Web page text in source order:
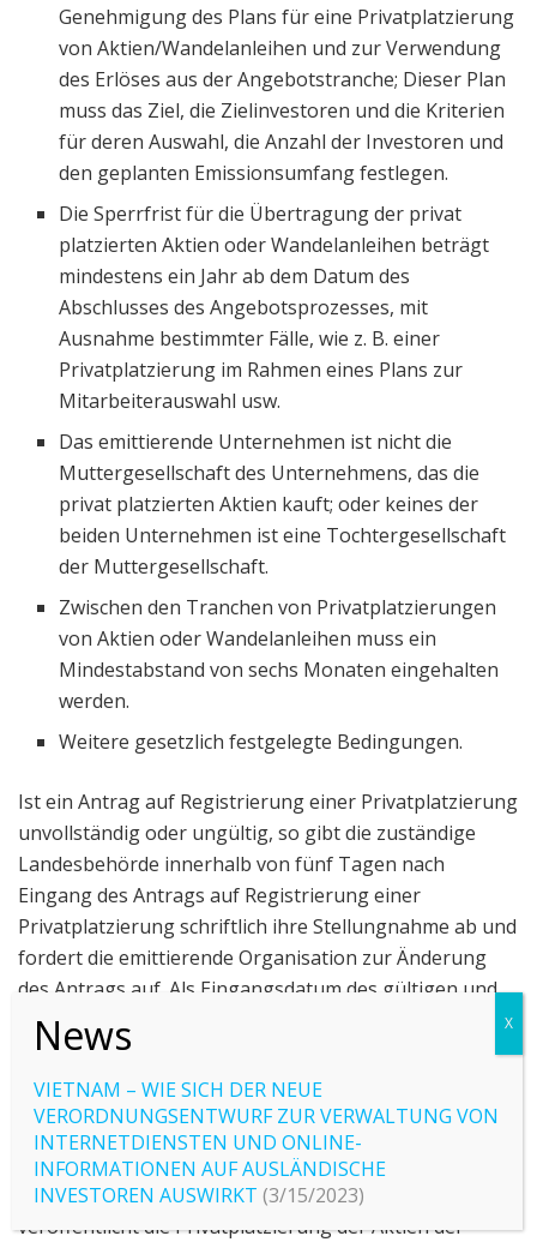
Genehmigung des Plans für eine Privatplatzierung
von Aktien/Wandelanleihen und zur Verwendung
des Erlöses aus der Angebotstranche; Dieser Plan
muss das Ziel, die Zielinvestoren und die Kriterien
für deren Auswahl, die Anzahl der Investoren und
den geplanten Emissionsumfang festlegen.
Die Sperrfrist für die Übertragung der privat
platzierten Aktien oder Wandelanleihen beträgt
mindestens ein Jahr ab dem Datum des
Abschlusses des Angebotsprozesses, mit
Ausnahme bestimmter Fälle, wie z. B. einer
Privatplatzierung im Rahmen eines Plans zur
Mitarbeiterauswahl usw.
Das emittierende Unternehmen ist nicht die
Muttergesellschaft des Unternehmens, das die
privat platzierten Aktien kauft; oder keines der
beiden Unternehmen ist eine Tochtergesellschaft
der Muttergesellschaft.
Zwischen den Tranchen von Privatplatzierungen
von Aktien oder Wandelanleihen muss ein
Mindestabstand von sechs Monaten eingehalten
werden.
Weitere gesetzlich festgelegte Bedingungen.
Ist ein Antrag auf Registrierung einer Privatplatzierung
unvollständig oder ungültig, so gibt die zuständige
Landesbehörde innerhalb von fünf Tagen nach
Eingang des Antrags auf Registrierung einer
Privatplatzierung schriftlich ihre Stellungnahme ab und
fordert die emittierende Organisation zur Änderung
des Antrags auf. Als Eingangsdatum des gültigen und
vollständigen Antrags gilt das Datum, an dem die
emittierende Organisation die Änderung und
Ergänzung des Antrags vornimmt.
Binnen 15 Tagen nach Eingang des gültigen und
vollständigen Antrags benachrichtigt die
Landesbehörde die registrierende Organisation und
veröffentlicht die Privatplatzierung der Aktien der
VIETNAM – WIE SICH DER NEUE
VERORDNUNGSENTWURF ZUR VERWALTUNG VON
INTERNETDIENSTEN UND ONLINE-
INFORMATIONEN AUF AUSLÄNDISCHE
INVESTOREN AUSWIRKT (3/15/2023)